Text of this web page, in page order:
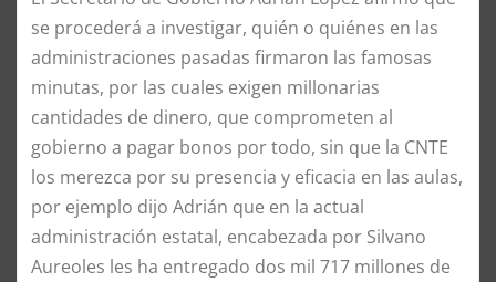
se procederá a investigar, quién o quiénes en las
administraciones pasadas firmaron las famosas
minutas, por las cuales exigen millonarias
cantidades de dinero, que comprometen al
gobierno a pagar bonos por todo, sin que la CNTE
los merezca por su presencia y eficacia en las aulas,
por ejemplo dijo Adrián que en la actual
administración estatal, encabezada por Silvano
Aureoles les ha entregado dos mil 717 millones de